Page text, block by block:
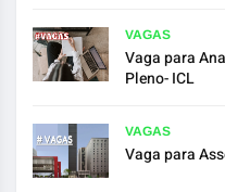
VAGAS
Vaga para
Pleno- ICL
VAGAS
Vaga para